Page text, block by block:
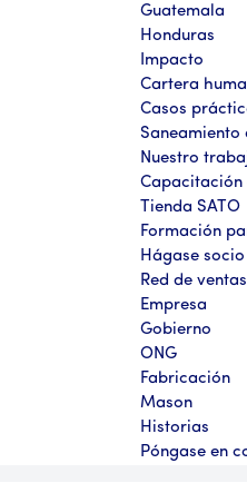
Guatemala
Honduras
Impacto
Cartera
Casos
Saneamiento
Nuestro
Capacitación
Tienda SATO
Formación
Hágase socio
Red de ventas
Empresa
Gobierno
ONG
Fabricación
Mason
Historias
Póngase en